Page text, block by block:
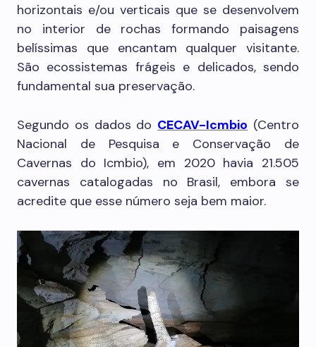
horizontais e/ou verticais que se desenvolvem
no interior de rochas formando paisagens
belíssimas que encantam qualquer visitante.
São ecossistemas frágeis e delicados, sendo
fundamental sua preservação.
Segundo os dados do CECAV-Icmbio (Centro
Nacional de Pesquisa e Conservação de
Cavernas do Icmbio), em 2020 havia 21.505
cavernas catalogadas no Brasil, embora se
acredite que esse número seja bem maior.